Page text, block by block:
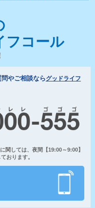
フコール
やご相談ならグッドライフ
関しては、夜間【19:00～9:00】
おります。